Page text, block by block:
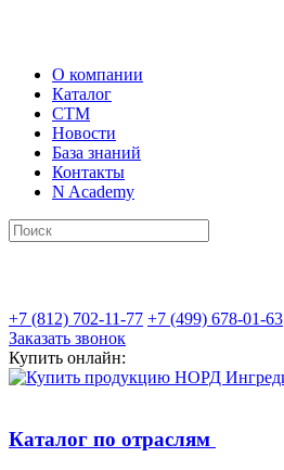
О компании
Каталог
СТМ
Новости
База знаний
Контакты
N Academy
+7 (812) 702-11-77 +7 (499) 678-01-63
Заказать звонок
Купить онлайн:
Каталог по отраслям